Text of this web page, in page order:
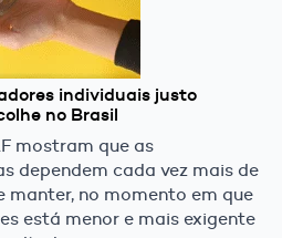
individuais justo
no Brasil
mostram que as
dependem cada vez mais de
manter, no momento em que
está menor e mais exigente